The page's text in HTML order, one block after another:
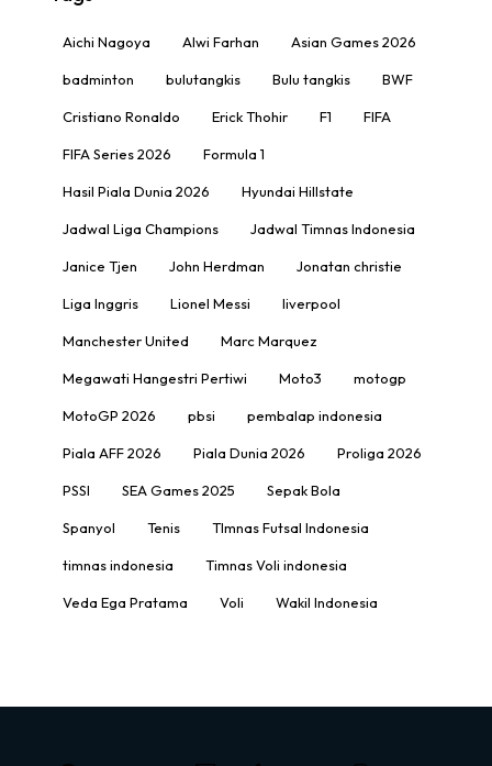
Aichi Nagoya Alwi Farhan Asian Games 2026
badminton bulutangkis Bulu tangkis BWF
Cristiano Ronaldo Erick Thohir F1 FIFA
FIFA Series 2026 Formula 1
Hasil Piala Dunia 2026 Hyundai Hillstate
Jadwal Liga Champions Jadwal Timnas Indonesia
Janice Tjen John Herdman Jonatan christie
Liga Inggris Lionel Messi liverpool
Manchester United Marc Marquez
Megawati Hangestri Pertiwi Moto3 motogp
MotoGP 2026 pbsi pembalap indonesia
Piala AFF 2026 Piala Dunia 2026 Proliga 2026
PSSI SEA Games 2025 Sepak Bola
Spanyol Tenis TImnas Futsal Indonesia
timnas indonesia Timnas Voli indonesia
Veda Ega Pratama Voli Wakil Indonesia